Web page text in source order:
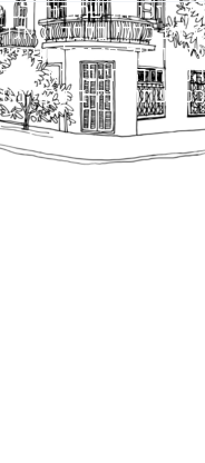
כל הזכויות שמורות
מידע כללי בלבד ומאגד
ציבור על פי נהלי
הנוסח המחייב הוא זה
כפי שתהיינה בתוקף